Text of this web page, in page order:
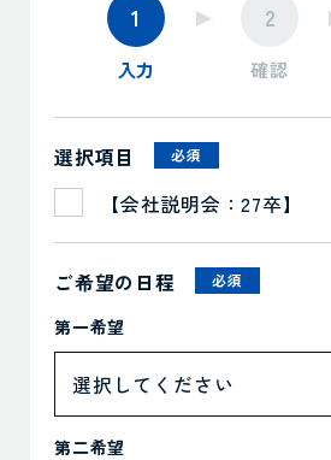
1
入力
2
確認
選択項目 必須
【会社説明会：27卒】
ご希望の日程 必須
第一希望
第二希望